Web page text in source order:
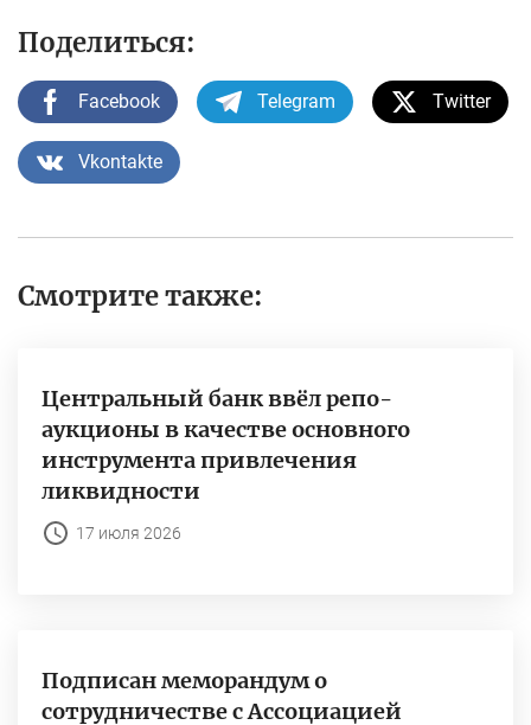
Поделиться:
Facebook Telegram Twitter
Vkontakte
Смотрите также:
Центральный банк ввёл репо-
аукционы в качестве основного
инструмента привлечения
ликвидности
17 июля 2026
Подписан меморандум о
сотрудничестве с Ассоциацией